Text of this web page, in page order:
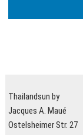
Thailandsun by
Jacques A. Maué
Ostelsheimer Str. 27